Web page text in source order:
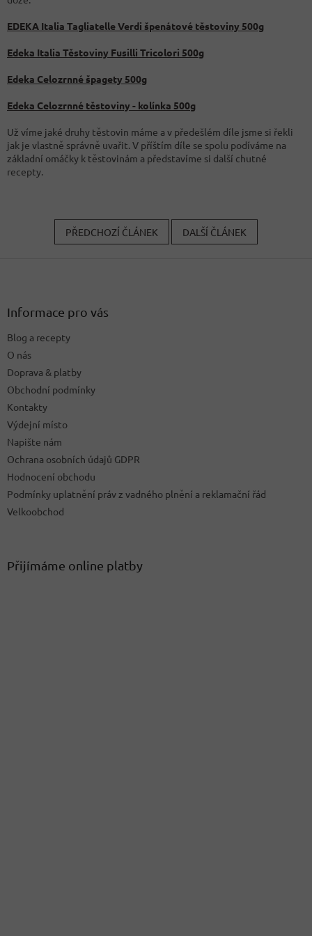
EDEKA Italia Tagliatelle Verdi špenátové těstoviny 500g
Edeka Italia Těstoviny Fusilli Tricolori 500g
Edeka Celozrnné špagety 500g
Edeka Celozrnné těstoviny - kolínka 500g
Už víme jaké druhy těstovin máme a v předešlém díle jsme si řekli
jak je vlastně správně uvařit. V příštím díle se spolu podíváme na
základní omáčky k těstovinám a představíme si další chutné
recepty.
PŘEDCHOZÍ ČLÁNEK DALŠÍ ČLÁNEK
Informace pro vás
Blog a recepty
O nás
Doprava & platby
Obchodní podmínky
Kontakty
Výdejní místo
Napište nám
Ochrana osobních údajů GDPR
Hodnocení obchodu
Podmínky uplatnění práv z vadného plnění a reklamační řád
Velkoobchod
Přijímáme online platby